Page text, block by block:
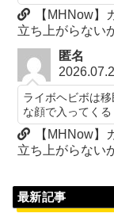
【MHNow】
立ち上がらない
匿名
ライボヘビボは
な顔で入ってくる
【MHNow】
立ち上がらない
最新記事